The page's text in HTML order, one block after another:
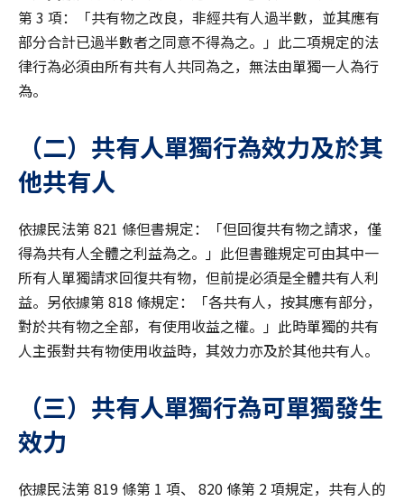
第 3 項：「共有物之改良，非經共有人過半數，並其應有
部分合計已過半數者之同意不得為之。」此二項規定的法
律行為必須由所有共有人共同為之，無法由單獨一人為行
為。
（二）共有人單獨行為效力及於其
他共有人
依據民法第 821 條但書規定：「但回復共有物之請求，僅
得為共有人全體之利益為之。」此但書雖規定可由其中一
所有人單獨請求回復共有物，但前提必須是全體共有人利
益。另依據第 818 條規定：「各共有人，按其應有部分，
對於共有物之全部，有使用收益之權。」此時單獨的共有
人主張對共有物使用收益時，其效力亦及於其他共有人。
（三）共有人單獨行為可單獨發生
效力
依據民法第 819 條第 1 項、 820 條第 2 項規定，共有人的